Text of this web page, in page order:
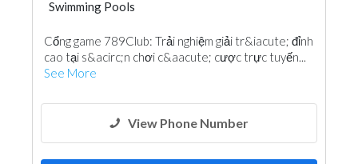
Swimming Pools
Cổng game 789Club: Trải nghiệm giải tr&iacute; đỉnh
cao tại s&acirc;n chơi c&aacute; cược trực tuyến...
See More
View Phone Number